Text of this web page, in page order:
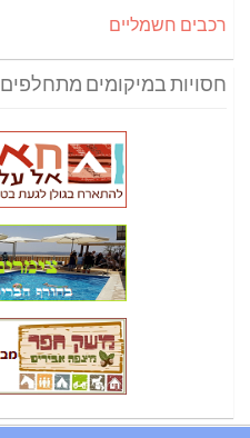
רכבים חשמליים
חסויות במיקומים מתחלפים